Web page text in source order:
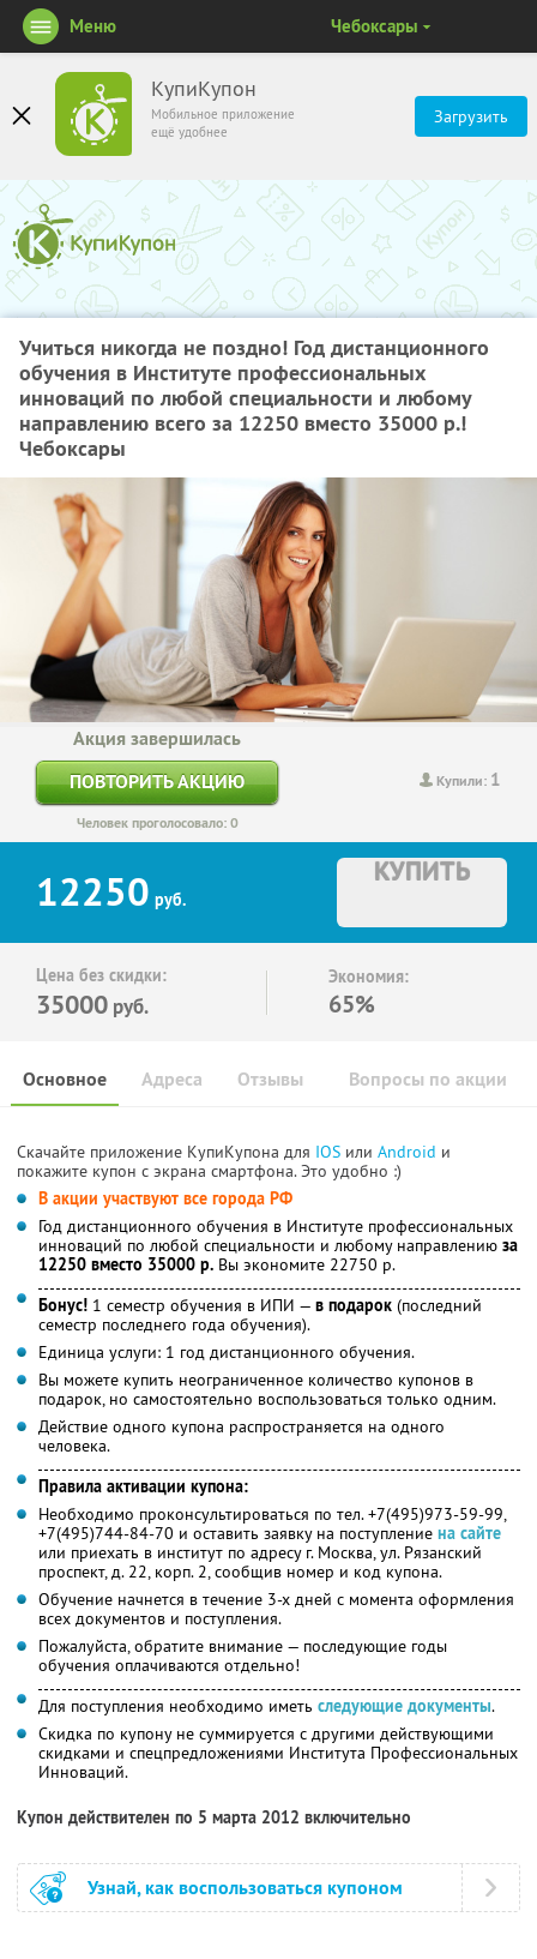
КупиКупон
Мобильное приложение
ещё удобнее
Загрузить
Меню Чебоксары
Учиться никогда не поздно! Год дистанционного
обучения в Институте профессиональных
инноваций по любой специальности и любому
направлению всего за 12250 вместо 35000 р.!
Чебоксары
Купили: 1
Акция завершилась
ПОВТОРИТЬ АКЦИЮ
Человек проголосовало: 0
12250 руб.
КУПИТЬ
Цена без скидки:
35000 руб.
Экономия:
65%
Основное Отзывы Вопросы по акции
Адреса
Скачайте приложение КупиКупона для IOS или Android и
покажите купон с экрана смартфона. Это удобно :)
В акции участвуют все города РФ
Год дистанционного обучения в Институте профессиональных
инноваций по любой специальности и любому направлению за
12250 вместо 35000 р. Вы экономите 22750 р.
Бонус! 1 семестр обучения в ИПИ — в подарок (последний
семестр последнего года обучения).
Единица услуги: 1 год дистанционного обучения.
Вы можете купить неограниченное количество купонов в
подарок, но самостоятельно воспользоваться только одним.
Действие одного купона распространяется на одного
человека.
Правила активации купона:
Необходимо проконсультироваться по тел. +7(495)973-59-99,
+7(495)744-84-70 и оставить заявку на поступление на сайте
или приехать в институт по адресу г. Москва, ул. Рязанский
проспект, д. 22, корп. 2, сообщив номер и код купона.
Обучение начнется в течение 3-х дней с момента оформления
всех документов и поступления.
Пожалуйста, обратите внимание — последующие годы
обучения оплачиваются отдельно!
Для поступления необходимо иметь следующие документы.
Скидка по купону не суммируется с другими действующими
скидками и спецпредложениями Института Профессиональных
Инноваций.
Купон действителен по 5 марта 2012 включительно
Узнай, как воспользоваться купоном